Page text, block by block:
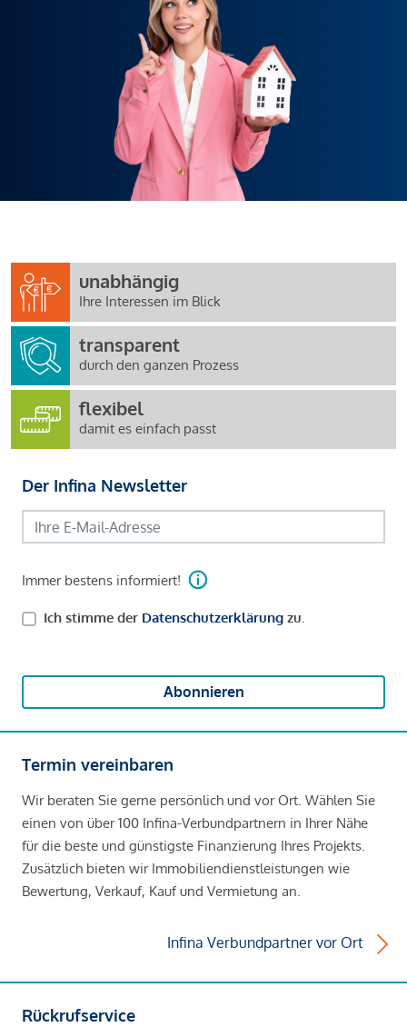
unabhängig
Ihre Interessen im Blick
transparent
durch den ganzen Prozess
flexibel
damit es einfach passt
Der Infina Newsletter
Immer bestens informiert!
Ich stimme der Datenschutzerklärung zu.
Abonnieren
Termin vereinbaren
Wir beraten Sie gerne persönlich und vor Ort. Wählen Sie
einen von über 100 Infina-Verbundpartnern in Ihrer Nähe
für die beste und günstigste Finanzierung Ihres Projekts.
Zusätzlich bieten wir Immobiliendienstleistungen wie
Bewertung, Verkauf, Kauf und Vermietung an.
Infina Verbundpartner vor Ort
Rückrufservice